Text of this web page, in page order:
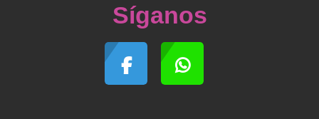
Síganos